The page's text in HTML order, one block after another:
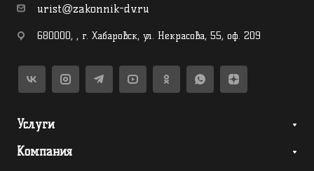
urist@zakonnik-dv.ru
680000, , г. Хабаровск, ул. Некрасова, 55, оф. 209
Услуги
Компания